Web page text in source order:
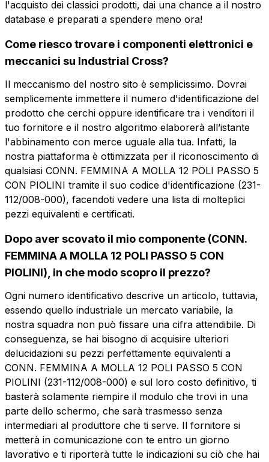
Vuoi ricevere
più informazioni?
Nome
Telefono
Vuoi ricevere maggiori
informazioni?
Compila il form per richiedere un preventivo
CFP112-5-P
CONN. FEMMINA A MOLLA 12 POLI
PASSO 5 CON PIOLINI
Scheda tecnica
Nome Telefono
l'acquisto dei classici prodotti, dai una chance a il nostro
database e preparati a spendere meno ora!
Come riesco trovare i componenti elettronici e
meccanici su Industrial Cross?
Il meccanismo del nostro sito è semplicissimo. Dovrai
semplicemente immettere il numero d'identificazione del
prodotto che cerchi oppure identificare tra i venditori il
tuo fornitore e il nostro algoritmo elaborerà all’istante
l'abbinamento con merce uguale alla tua. Infatti, la
nostra piattaforma è ottimizzata per il riconoscimento di
qualsiasi CONN. FEMMINA A MOLLA 12 POLI PASSO 5
CON PIOLINI tramite il suo codice d'identificazione (231-
112/008-000), facendoti vedere una lista di molteplici
pezzi equivalenti e certificati.
Dopo aver scovato il mio componente (CONN.
FEMMINA A MOLLA 12 POLI PASSO 5 CON
PIOLINI), in che modo scopro il prezzo?
Ogni numero identificativo descrive un articolo, tuttavia,
essendo quello industriale un mercato variabile, la
nostra squadra non può fissare una cifra attendibile. Di
conseguenza, se hai bisogno di acquisire ulteriori
delucidazioni su pezzi perfettamente equivalenti a
CONN. FEMMINA A MOLLA 12 POLI PASSO 5 CON
PIOLINI (231-112/008-000) e sul loro costo definitivo, ti
basterà solamente riempire il modulo che trovi in una
parte dello schermo, che sarà trasmesso senza
intermediari al produttore che ti serve. Il fornitore si
metterà in comunicazione con te entro un giorno
lavorativo e ti riporterà tutte le indicazioni su ciò che hai